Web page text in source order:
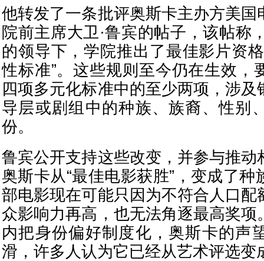
他转发了一条批评奥斯卡主办方美国
院前主席大卫·鲁宾的帖子，该帖称
的领导下，学院推出了最佳影片资
性标准”。这些规则至今仍在生效，
四项多元化标准中的至少两项，涉
导层或剧组中的种族、族裔、性别
份。
鲁宾公开支持这些改变，并参与推动
奥斯卡从“最佳电影获胜”，变成了种
部电影现在可能只因为不符合人口配
众影响力再高，也无法角逐最高奖项
内把身份偏好制度化，奥斯卡的声
滑，许多人认为它已经从艺术评选变